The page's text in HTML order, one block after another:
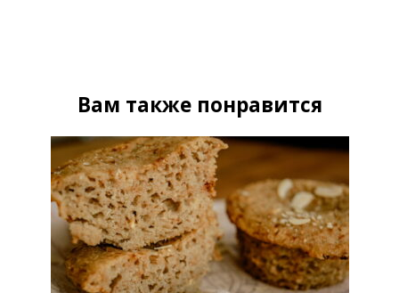
Вам также понравится